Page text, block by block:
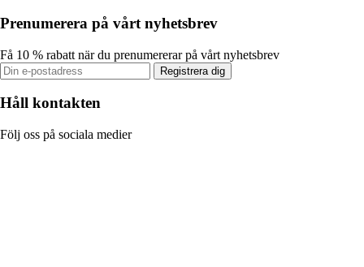
Prenumerera på vårt nyhetsbrev
Få 10 % rabatt när du prenumererar på vårt nyhetsbrev
Registrera dig
Håll kontakten
Följ oss på sociala medier